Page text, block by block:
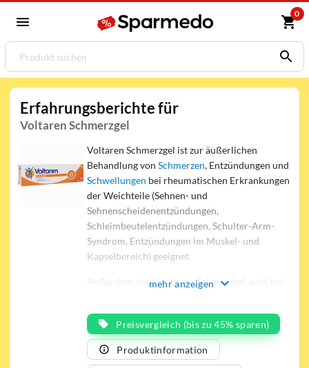
0
Erfahrungsberichte für
Voltaren Schmerzgel
Voltaren Schmerzgel ist zur äußerlichen
Behandlung vonSchmerzen, Entzündungen und
Schwellungen bei rheumatischen Erkrankungen
der Weichteile (Sehnen- und
Sehnenscheidenentzündungen,
Schleimbeutelentzündungen, Schulter-Arm-
Syndrom, Entzündungen im Muskel- und
Kapselbereich) geeignet.
Außerdem wird Voltaren Schmerzgel auch bei
Extremitätengelenke und im Bereich der
Wirbelsäule, Sport- und Unfallverletzungen
(Verstauchungen, Prellungen, Zerrungen)
angewendet.
mehr anzeigen
Preisvergleich (bis zu 45% sparen)
Produktinformation